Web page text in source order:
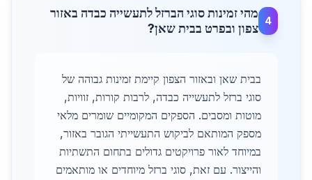
4
מהי זמינות סוגי הברזל לתעשייה כבדה באזור
צפון ובפרט בבית שאן?
בבית שאן ובאזור הצפון קיימת זמינות גבוהה של
סוגי ברזל לתעשייה כבדה, לרבות קורות, זוויות,
מוטות ומסבים. הספקים המקומיים שומרים מלאי
מספק המותאם לביקוש התעשייתי הגובר באזור,
במיוחד לאור פרויקטים גדולים בתחום התשתיות
והייצור. עם זאת, סוגי ברזל מיוחדים או מותאמים